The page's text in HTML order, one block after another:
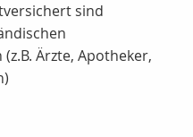
sind
Ärzte, Apotheker,